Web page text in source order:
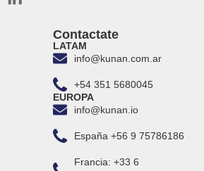
Contactate
LATAM
info@kunan.com.ar
+54 351 5680045
EUROPA
info@kunan.io
España +56 9 75786186
Francia: +33 6